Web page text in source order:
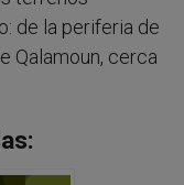
de la periferia de
Qalamoun, cerca